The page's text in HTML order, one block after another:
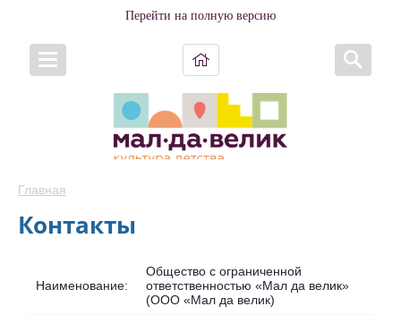
Перейти на полную версию
Главная
Контакты
Наименование:
Общество с ограниченной
ответственностью «Мал да велик»
(ООО «Мал да велик)